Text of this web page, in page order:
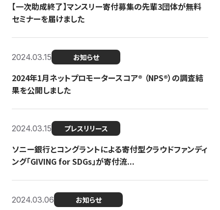
【一次助成終了】マンスリー寄付募集の先輩3団体が無料
セミナーを届けました
2024.03.15 お知らせ
2024年1月ネットプロモータースコア®︎ （NPS®︎）の調査結
果を公開しました
2024.03.15 プレスリリース
ソニー銀行とコングラントによる寄付型クラウドファンディ
ング「GIVING for SDGs」が寄付流...
2024.03.06 お知らせ